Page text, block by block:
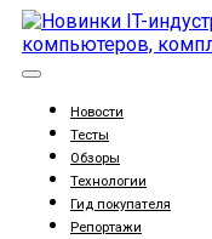
Новости
Тесты
Обзоры
Технологии
Гид покупателя
Репортажи